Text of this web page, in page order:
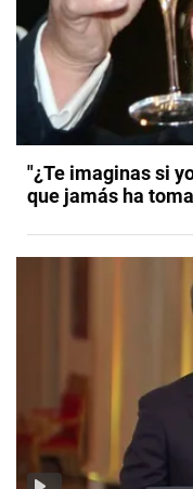
"¿Te imaginas si
que jamás ha